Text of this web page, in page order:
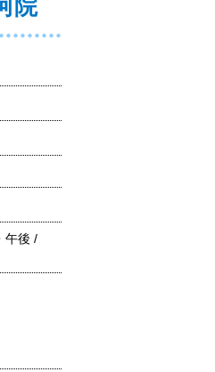
院
午後 /